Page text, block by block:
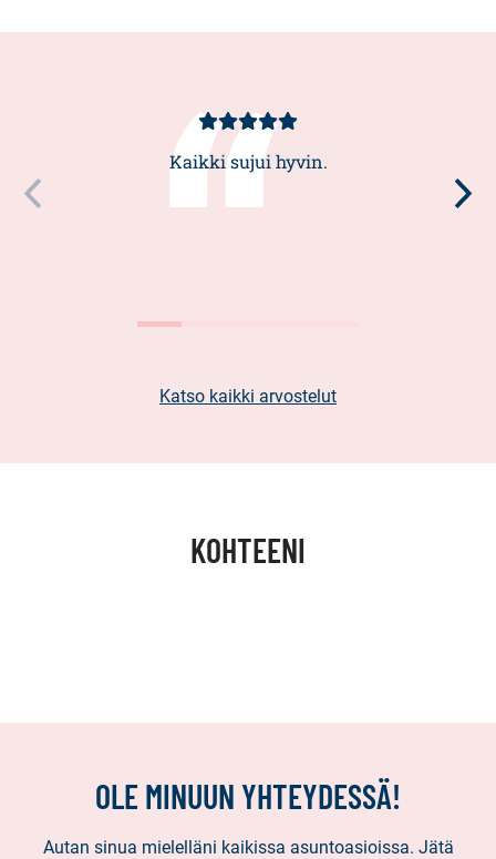
Asiakasarvio
5/5
Kaikki sujui hyvin.
Katso kaikki arvostelut
KOHTEENI
OLE MINUUN YHTEYDESSÄ!
Autan sinua mielelläni kaikissa asuntoasioissa. Jätä